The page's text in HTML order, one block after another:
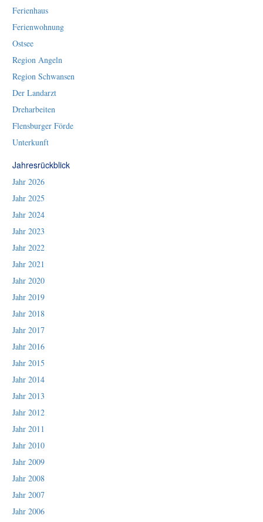
Ferienhaus
Ferienwohnung
Ostsee
Region Angeln
Region Schwansen
Der Landarzt
Dreharbeiten
Flensburger Förde
Unterkunft
Jahresrückblick
Jahr 2026
Jahr 2025
Jahr 2024
Jahr 2023
Jahr 2022
Jahr 2021
Jahr 2020
Jahr 2019
Jahr 2018
Jahr 2017
Jahr 2016
Jahr 2015
Jahr 2014
Jahr 2013
Jahr 2012
Jahr 2011
Jahr 2010
Jahr 2009
Jahr 2008
Jahr 2007
Jahr 2006